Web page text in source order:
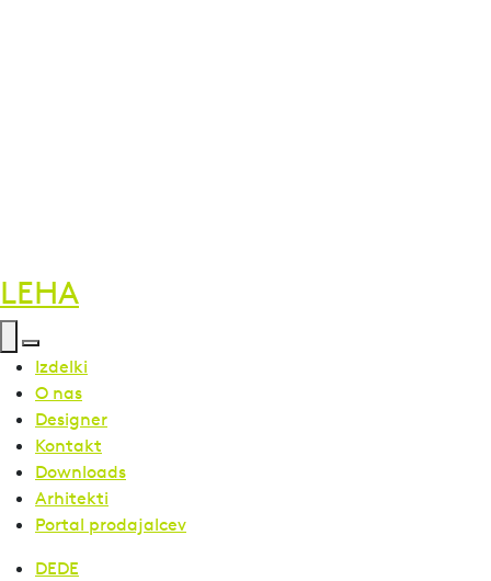
LEHA
Izdelki
O nas
Designer
Kontakt
Downloads
Arhitekti
Portal prodajalcev
DEDE